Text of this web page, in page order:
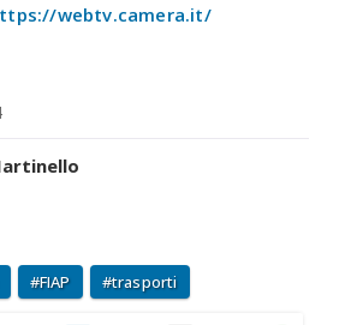
webtv.camera.it/
FIAP trasporti